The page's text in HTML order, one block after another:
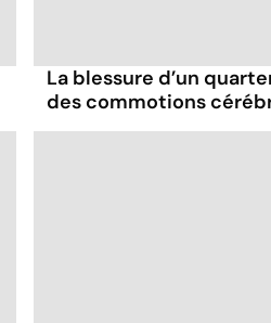
La blessure d’un
des commotions